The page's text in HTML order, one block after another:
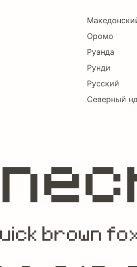
Оромо
Руанда
Рунди
Русский
Северный